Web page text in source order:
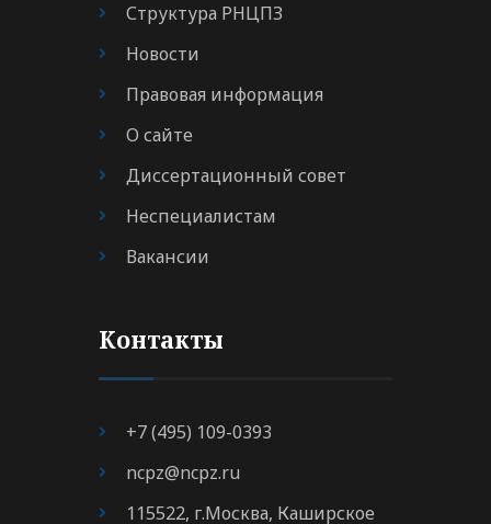
Структура РНЦПЗ
Новости
Правовая информация
О сайте
Диссертационный совет
Неспециалистам
Вакансии
Контакты
+7 (495) 109-0393
ncpz@ncpz.ru
115522, г.Москва, Каширское